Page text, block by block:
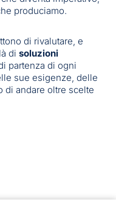
produciamo.
di rivalutare, e
di soluzioni
partenza di ogni
sue esigenze, delle
di andare oltre scelte